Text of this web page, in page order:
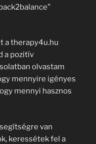
a therapy4u.hu
a pozitív
olvastam
mennyire igényes
mennyi hasznos
van
keressétek fel a